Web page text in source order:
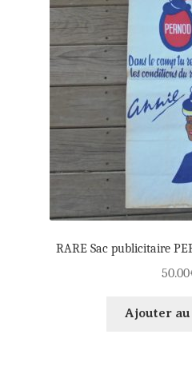
RARE Sac publicitaire
50.00
Ajouter